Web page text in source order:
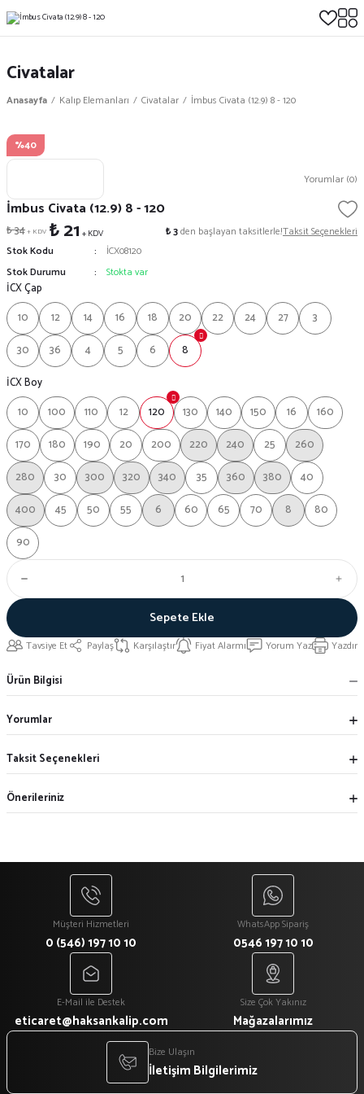
Civatalar
Anasayfa Kalıp Elemanları Civatalar İmbus Civata (12.9) 8 - 120
%40
Yorumlar (0)
İmbus Civata (12.9) 8 - 120
₺ 34+ KDV ₺ 21 + KDV ₺ 3den başlayan taksitlerle!Taksit Seçenekleri
Stok Kodu
İCX08120
Stok Durumu
Stokta var
İCX Çap
10
12 14 16 18 20 22 24 27
3
30
36 4 5 6
8
İCX Boy
10
100 110 12 120 130 140 150 16
160
170
180 190 20 200 220 240 25
260
280
30 300 320 340 35 360 380
40
400
45 50 55 6 60 65 70 8
80
90
Sepete Ekle
Tavsiye Et Paylaş Karşılaştır Fiyat Alarmı Yorum Yaz Yazdır
Ürün Bilgisi
Yorumlar
Taksit Seçenekleri
Önerileriniz
Müşteri Hizmetleri
0 (546) 197 10 10
WhatsApp Sipariş
0546 197 10 10
E-Mail ile Destek
eticaret@haksankalip.com
Size Çok Yakınız
Mağazalarımız
Bize Ulaşın
İletişim Bilgilerimiz